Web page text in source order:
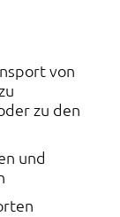
von
zu den
und